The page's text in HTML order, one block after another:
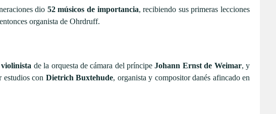
dio 52 músicos de importancia, recibiendo sus primeras lecciones
organista de Ohrdruff.
violinista de la orquesta de cámara del príncipeJohann Ernst de Weimar, y
estudios con Dietrich Buxtehude, organista y compositor danés afincado en